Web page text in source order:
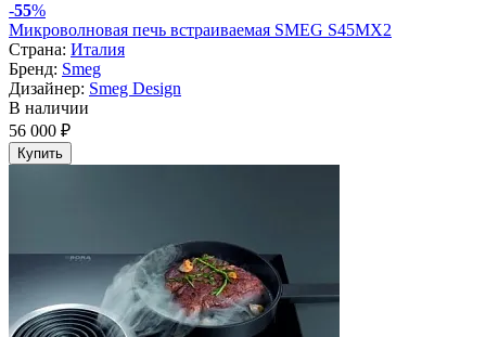
-55%
Микроволновая печь встраиваемая SMEG S45MX2
Страна: Италия
Бренд: Smeg
Дизайнер: Smeg Design
В наличии
56 000 ₽
Купить